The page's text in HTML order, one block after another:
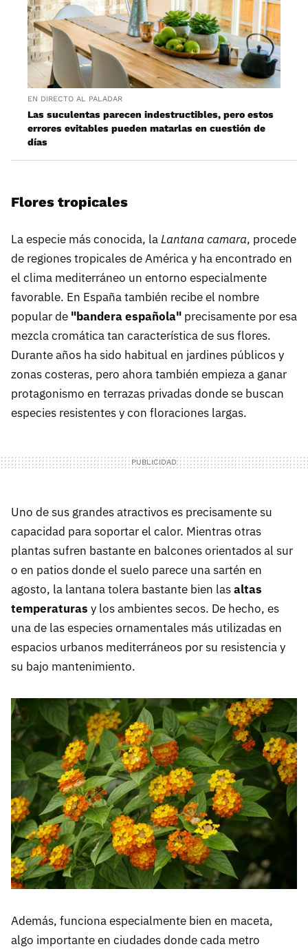
EN DIRECTO AL PALADAR
Las suculentas parecen indestructibles, pero estos
errores evitables pueden matarlas en cuestión de
días
Flores tropicales
La especie más conocida, laLantana camara, procede
de regiones tropicales de América y ha encontrado en
el clima mediterráneo un entorno especialmente
favorable. En España también recibe el nombre
popular de "bandera española" precisamente por esa
mezcla cromática tan característica de sus flores.
Durante años ha sido habitual en jardines públicos y
zonas costeras, pero ahora también empieza a ganar
protagonismo en terrazas privadas donde se buscan
especies resistentes y con floraciones largas.
Uno de sus grandes atractivos es precisamente su
capacidad para soportar el calor. Mientras otras
plantas sufren bastante en balcones orientados al sur
o en patios donde el suelo parece una sartén en
agosto, la lantana tolera bastante bien lasaltas
temperaturas y los ambientes secos. De hecho, es
una de las especies ornamentales más utilizadas en
espacios urbanos mediterráneos por su resistencia y
su bajo mantenimiento.
Además, funciona especialmente bien en maceta,
algo importante en ciudades donde cada metro